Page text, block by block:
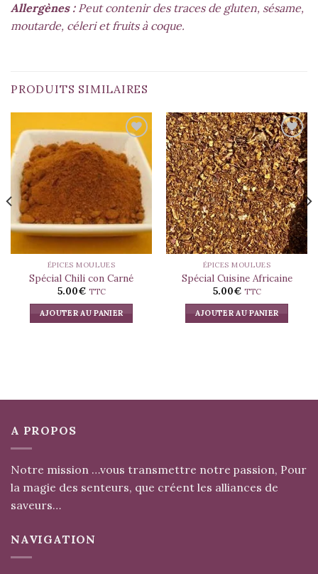
Allergènes :Peut contenir des traces de gluten, sésame,
moutarde, céleri et fruits à coque.
PRODUITS SIMILAIRES
ÉPICES MOULUES
Spécial Chili con Carné
5.00€ TTC
AJOUTER AU PANIER
ÉPICES MOULUES
Spécial Cuisine Africaine
5.00€ TTC
AJOUTER AU PANIER
A PROPOS
Notre mission …vous transmettre notre passion, Pour
la magie des senteurs, que créent les alliances de
saveurs…
NAVIGATION